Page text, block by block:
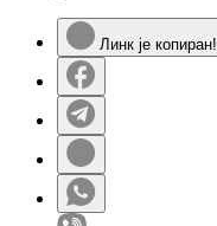
Линк је копиран!